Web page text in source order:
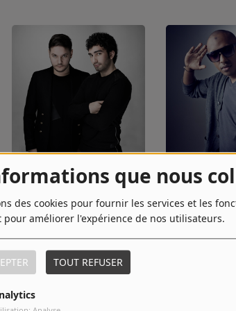
que nous
des cookies pour fournir les services et les
pour améliorer l'expérience de nos utilisateurs.
TOUT REFUSER
MARNIK Soprano